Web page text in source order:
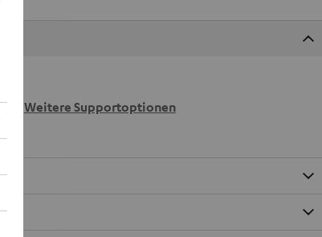
Weitere Supportoptionen